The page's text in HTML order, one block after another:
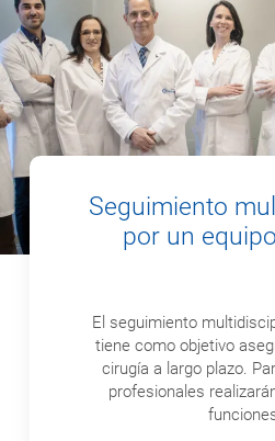
Seguimiento
por un
El seguimiento
tiene como objetivo
cirugía a largo plazo.
profesionales